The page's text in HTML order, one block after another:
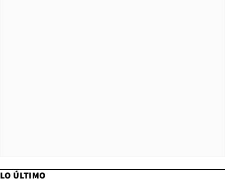
LO ÚLTIMO